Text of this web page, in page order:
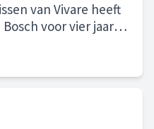
van Vivare heeft
voor vier jaar te